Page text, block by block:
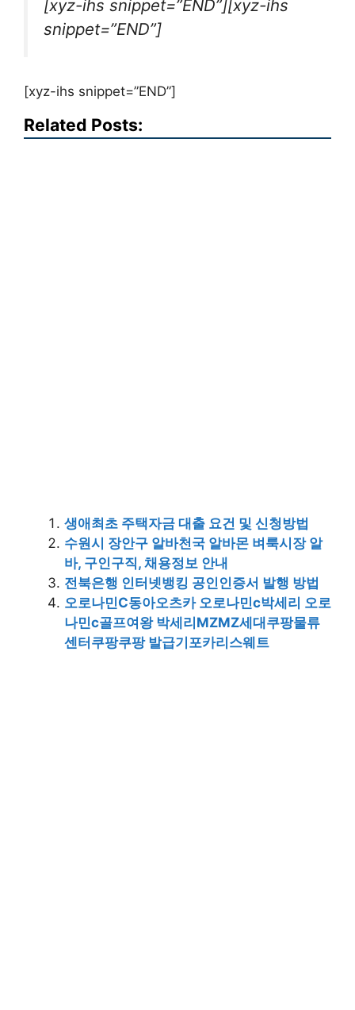
[xyz-ihs snippet=”END”][xyz-ihs
snippet=”END”]
[xyz-ihs snippet=”END”]
Related Posts:
생애최초 주택자금 대출 요건 및 신청방법
수원시 장안구 알바천국 알바몬 벼룩시장 알
바, 구인구직, 채용정보 안내
전북은행 인터넷뱅킹 공인인증서 발행 방법
오로나민C동아오츠카 오로나민c박세리 오로
나민c골프여왕 박세리MZMZ세대쿠팡물류
센터쿠팡쿠팡 발급기포카리스웨트